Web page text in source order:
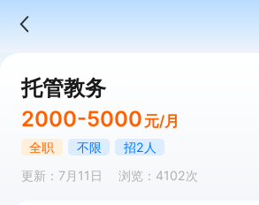
托管教务
2000-5000 元/月
全职 不限
招2人
更新：7月11日
浏览：4102次